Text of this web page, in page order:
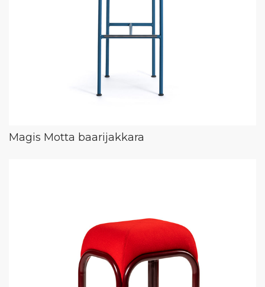
Magis Motta baarijakkara